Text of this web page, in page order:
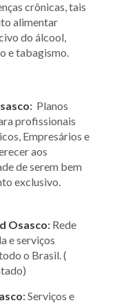
crônicas, tais
alimentar
do álcool,
e tabagismo.
: Planos
profissionais
Empresários e
aos
de serem bem
exclusivo.
Osasco: Rede
e serviços
o Brasil. (
:Serviços e